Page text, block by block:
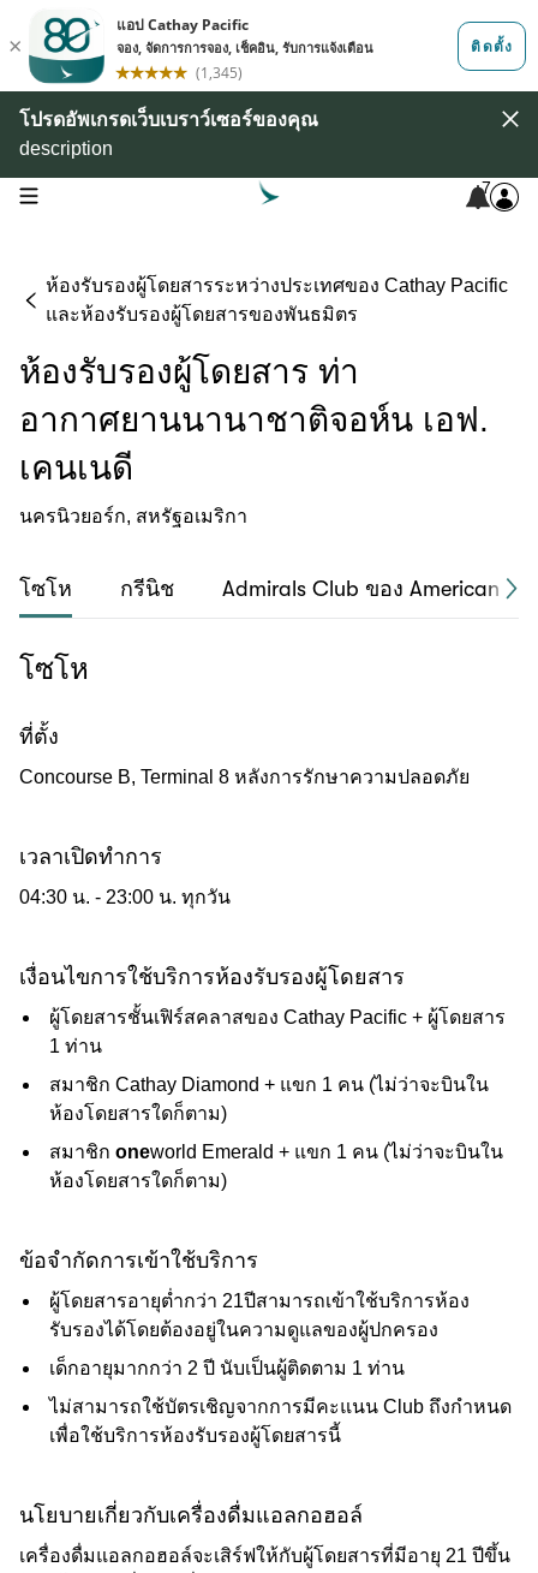
โปรดอัพเกรดเว็บเบราว์เซอร์ของคุณ
description
open navigation menu 7
ห้องรับรองผู้โดยสารระหว่างประเทศของ Cathay Pacific
และห้องรับรองผู้โดยสารของพันธมิตร
ห้องรับรองผู้โดยสาร ท่า
อากาศยานนานาชาติจอห์น เอฟ.
เคนเนดี
นครนิวยอร์ก, สหรัฐอเมริกา
โซโห กรีนิช Admirals Club ของ American
โซโห
ที่ตั้ง
Concourse B, Terminal 8 หลังการรักษาความปลอดภัย
เวลาเปิดทำการ
04:30 น. - 23:00 น. ทุกวัน
เงื่อนไขการใช้บริการห้องรับรองผู้โดยสาร
ผู้โดยสารชั้นเฟิร์สคลาสของ Cathay Pacific + ผู้โดยสาร
1 ท่าน
สมาชิก Cathay Diamond + แขก 1 คน (ไม่ว่าจะบินใน
ห้องโดยสารใดก็ตาม)
สมาชิกoneworld Emerald + แขก 1 คน (ไม่ว่าจะบินใน
ห้องโดยสารใดก็ตาม)
ข้อจำกัดการเข้าใช้บริการ
ผู้โดยสารอายุต่ำกว่า 21ปีสามารถเข้าใช้บริการห้อง
รับรองได้โดยต้องอยู่ในความดูแลของผู้ปกครอง
เด็กอายุมากกว่า 2 ปี นับเป็นผู้ติดตาม 1 ท่าน
ไม่สามารถใช้บัตรเชิญจากการมีคะแนน Club ถึงกำหนด
เพื่อใช้บริการห้องรับรองผู้โดยสารนี้
นโยบายเกี่ยวกับเครื่องดื่มแอลกอฮอล์
เครื่องดื่มแอลกอฮอล์จะเสิร์ฟให้กับผู้โดยสารที่มีอายุ 21 ปีขึ้น